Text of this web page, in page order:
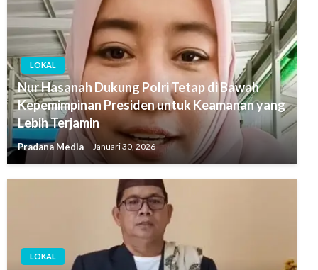
LOKAL
Nur Hasanah Dukung Polri Tetap di Bawah
Kepemimpinan Presiden untuk Keamanan yang
Lebih Terjamin
Pradana Media Januari 30, 2026
LOKAL